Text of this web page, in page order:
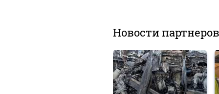
Новости партнеров